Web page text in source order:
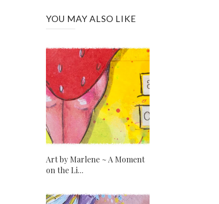
YOU MAY ALSO LIKE
Art by Marlene ~ A Moment
on the Li...